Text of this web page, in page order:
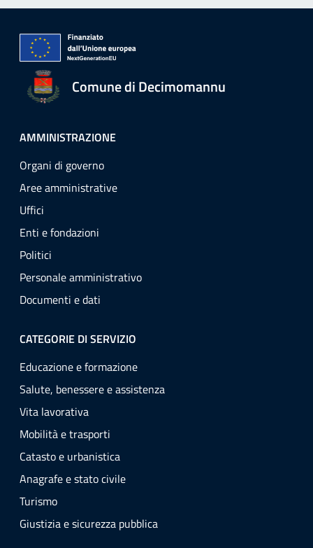
Comune di Decimomannu
AMMINISTRAZIONE
Organi di governo
Aree amministrative
Uffici
Enti e fondazioni
Politici
Personale amministrativo
Documenti e dati
CATEGORIE DI SERVIZIO
Educazione e formazione
Salute, benessere e assistenza
Vita lavorativa
Mobilità e trasporti
Catasto e urbanistica
Anagrafe e stato civile
Turismo
Giustizia e sicurezza pubblica